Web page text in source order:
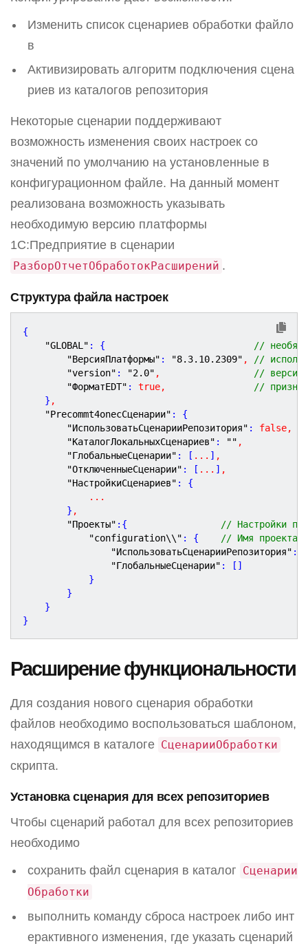
Изменить список сценариев обработки файло
в
Активизировать алгоритм подключения сцена
риев из каталогов репозитория
Некоторые сценарии поддерживают
возможность изменения своих настроек со
значений по умолчанию на установленные в
конфигурационном файле. На данный момент
реализована возможность указывать
необходимую версию платформы
1С:Предприятие в сценарии
РазборОтчетОбработокРасширений .
Структура файла настроек
{
"GLOBAL" : {
//
"ВерсияПлатформы" : "8.3.10.2309" ,
//
"version" : "2.0" ,
// версия
"ФорматEDT" : true,
// признак
    }
,
"Precommt4onecСценарии" : {
"ИспользоватьСценарииРепозитория" : false,
"КаталогЛокальныхСценариев" : "" ,
"ГлобальныеСценарии" : [ . . . ] ,
"ОтключенныеСценарии" : [ . . . ] ,
"НастройкиСценариев" : {
. . .
        }
,
"Проекты" :{
// Настройки
"configuration\\" : {
// Имя проекта
"ИспользоватьСценарииРепозитория" :
"ГлобальныеСценарии" : []
            }
        }
    }
Расширение функциональности
Для создания нового сценария обработки
файлов необходимо воспользоваться шаблоном,
находящимся в каталоге СценарииОбработки
скрипта.
Установка сценария для всех репозиториев
Чтобы сценарий работал для всех репозиториев
необходимо
сохранить файл сценария в каталог Сценарии
Обработки
выполнить команду сброса настроек либо инт
ерактивного изменения, где указать сценарий